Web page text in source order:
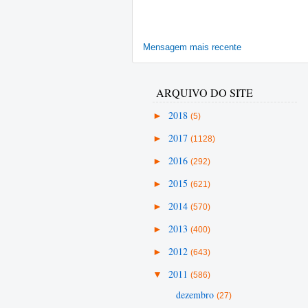
Mensagem mais recente
ARQUIVO DO SITE
► 2018 (5)
► 2017 (1128)
► 2016 (292)
► 2015 (621)
► 2014 (570)
► 2013 (400)
► 2012 (643)
▼ 2011 (586)
dezembro (27)